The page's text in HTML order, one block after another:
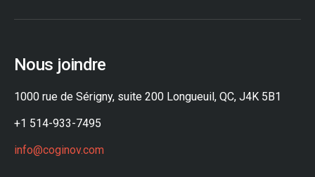
Nous joindre
1000 rue de Sérigny, suite 200 Longueuil, QC, J4K 5B1
+1 514-933-7495
info@coginov.com